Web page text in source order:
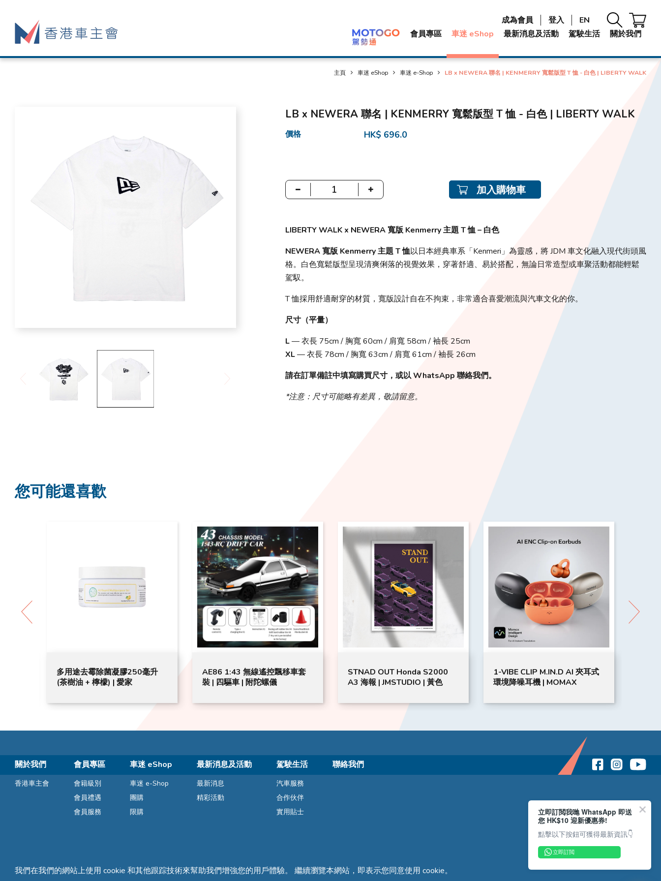
會員專區 車迷 eShop 最新消息及活動 駕駛生活 關於我們
成為會員 登入 EN
主頁 車迷 eShop 車迷 e-Shop LB x NEWERA 聯名 | KENMERRY 寬鬆版型 T 恤 - 白色 | LIBERTY WALK
LB x NEWERA 聯名 | KENMERRY 寬鬆版型 T 恤 - 白色 | LIBERTY WALK
價格 HK$ 696.0
加入購物車
LIBERTY WALK x NEWERA 寬版 Kenmerry 主題 T 恤 – 白色
NEWERA 寬版 Kenmerry 主題 T 恤以日本經典車系「Kenmeri」為靈感，將 JDM 車文化融入現代街頭風
格。白色寬鬆版型呈現清爽俐落的視覺效果，穿著舒適、易於搭配，無論日常造型或車聚活動都能輕鬆
駕馭。
T 恤採用舒適耐穿的材質，寬版設計自在不拘束，非常適合喜愛潮流與汽車文化的你。
尺寸（平量）
L— 衣長 75cm / 胸寬 60cm / 肩寬 58cm / 袖長 25cm
XL— 衣長 78cm / 胸寬 63cm / 肩寬 61cm / 袖長 26cm
請在訂單備註中填寫購買尺寸，或以 WhatsApp 聯絡我們。
*注意：尺寸可能略有差異，敬請留意。
您可能還喜歡
多用途去霉除菌凝膠250毫升
(茶樹油 + 檸檬) | 愛家
AE86 1:43 無線遙控飄移車套
裝 | 四驅車 | 附陀螺儀
STNAD OUT Honda S2000
A3 海報 | JMSTUDIO | 黃色
1-VIBE CLIP M.IN.D AI 夾耳式
環境降噪耳機 | MOMAX
關於我們
香港車主會
會員專區
會籍級別
會員禮遇
會員服務
車迷 eShop
車迷 e-Shop
團購
限購
最新消息及活動
最新消息
精彩活動
駕駛生活
汽車服務
合作伙伴
實用貼士
聯絡我們
我們在我們的網站上使用 cookie 和其他跟踪技術來幫助我們增強您的用戶體驗。 繼續瀏覽本網站，即表示您同意使用 cookie。
立即訂閲我哋 WhatsApp 即送
您 HK$10 迎新優惠券!
點擊以下按鈕可獲得最新資訊👇
立即訂閲